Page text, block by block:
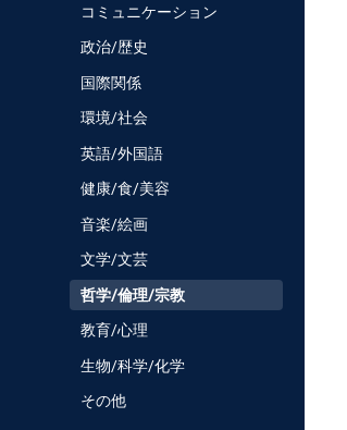
コミュニケーション
政治/歴史
国際関係
環境/社会
英語/外国語
健康/食/美容
音楽/絵画
文学/文芸
哲学/倫理/宗教
教育/心理
生物/科学/化学
その他